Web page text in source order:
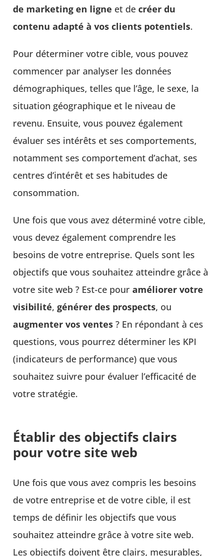
de marketing en ligne et de créer du
contenu adapté à vos clients potentiels.
Pour déterminer votre cible, vous pouvez
commencer par analyser les données
démographiques, telles que l’âge, le sexe, la
situation géographique et le niveau de
revenu. Ensuite, vous pouvez également
évaluer ses intérêts et ses comportements,
notamment ses comportement d’achat, ses
centres d’intérêt et ses habitudes de
consommation.
Une fois que vous avez déterminé votre cible,
vous devez également comprendre les
besoins de votre entreprise. Quels sont les
objectifs que vous souhaitez atteindre grâce à
votre site web ? Est-ce pour améliorer votre
visibilité, générer des prospects, ou
augmenter vos ventes ? En répondant à ces
questions, vous pourrez déterminer les KPI
(indicateurs de performance) que vous
souhaitez suivre pour évaluer l’efficacité de
votre stratégie.
Établir des objectifs clairs
pour votre site web
Une fois que vous avez compris les besoins
de votre entreprise et de votre cible, il est
temps de définir les objectifs que vous
souhaitez atteindre grâce à votre site web.
Les objectifs doivent être clairs, mesurables,